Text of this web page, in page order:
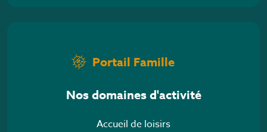
Portail Famille
Nos domaines d'activité
Accueil de loisirs